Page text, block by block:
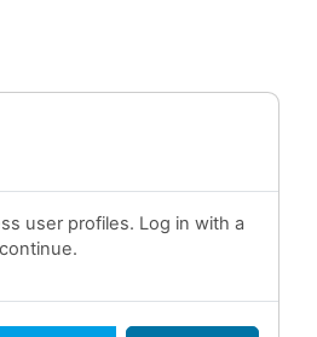
user profiles. Log in with a